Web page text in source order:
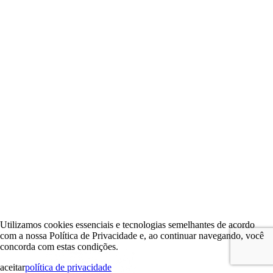
Utilizamos cookies essenciais e tecnologias semelhantes de acordo
com a nossa Política de Privacidade e, ao continuar navegando, você
concorda com estas condições.
aceitarpolítica de privacidade